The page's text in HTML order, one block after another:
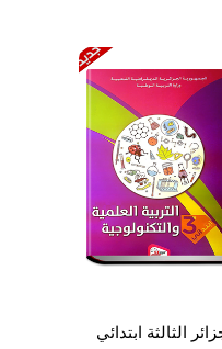
الثالثة ابتدائي